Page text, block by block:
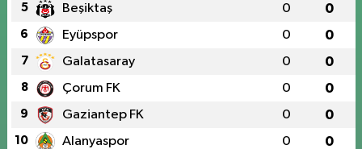
5 Beşiktaş 0 0
6 Eyüpspor 0 0
7 Galatasaray 0 0
8 Çorum FK 0 0
9 Gaziantep FK 0 0
10 Alanyaspor 0 0